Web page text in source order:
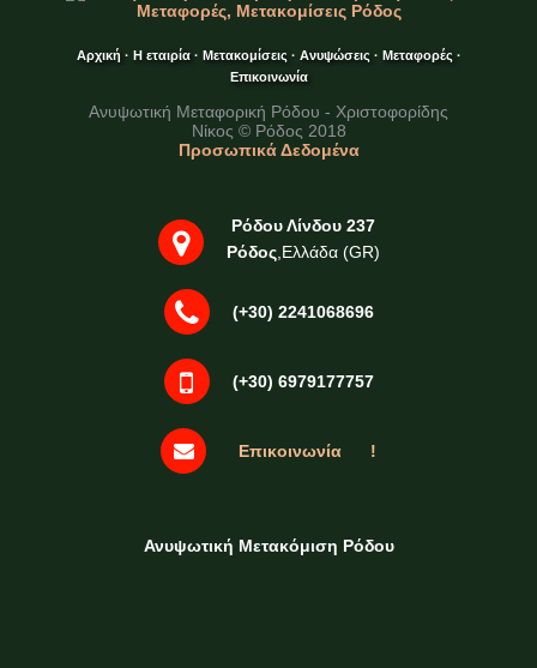
Αρχική · Η εταιρία· Μετακομίσεις · Ανυψώσεις · Μεταφορές ·
Επικοινωνία
Ανυψωτική Μεταφορική Ρόδου - Χριστοφορίδης
Νίκος © Ρόδος 2018
Προσωπικά Δεδομένα
Ρόδου Λίνδου 237
Ρόδος,Ελλάδα (GR)
(+30) 2241068696
(+30) 6979177757
Επικοινωνία !
Ανυψωτική Μετακόμιση Ρόδου